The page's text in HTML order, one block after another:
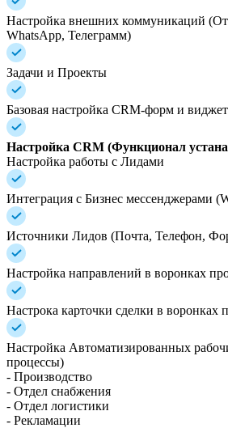
Настройка внешних коммуникаций
WhatsApp, Телеграмм)
Задачи и Проекты
Базовая настройка CRM-форм и
Настройка CRM (Функционал
Настройка работы с Лидами
Интеграция с Бизнес мессенджерами
Источники Лидов (Почта, Телефон,
Настройка направлений в воронках
Настрока карточки сделки в воронках
Настройка Автоматизированных
процессы)
- Производство
- Отдел снабжения
- Отдел логистики
- Рекламации